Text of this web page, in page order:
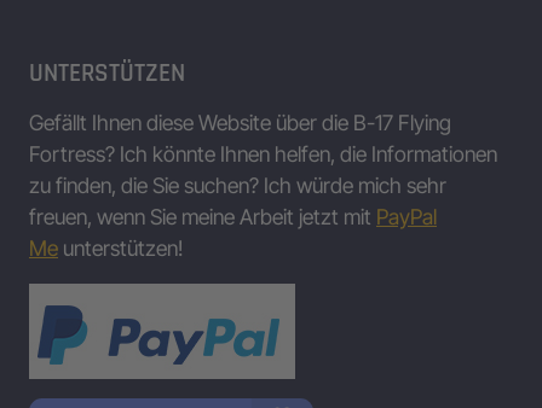
UNTERSTÜTZEN
Gefällt Ihnen diese Website über die B-17 Flying
Fortress? Ich könnte Ihnen helfen, die Informationen
zu finden, die Sie suchen? Ich würde mich sehr
freuen, wenn Sie meine Arbeit jetzt mit PayPal
Me unterstützen!